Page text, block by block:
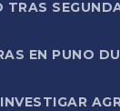
EN PUNO